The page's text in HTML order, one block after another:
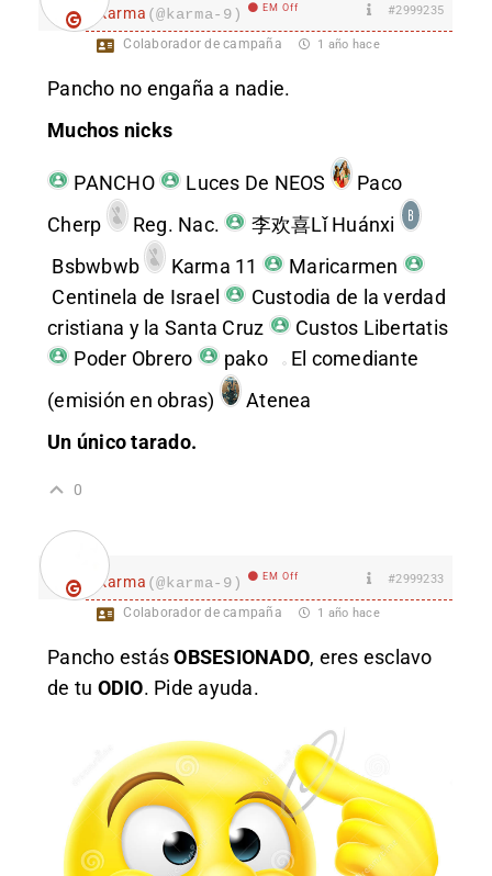
karma (@karma-9) EM Off #2999235
Colaborador de campaña 1 año hace
Pancho no engaña a nadie.
Muchos nicks
PANCHO Luces De NEOS
Paco
Cherp
Reg. Nac.
李欢喜Lǐ Huánxi
Bsbwbwb
Karma 11
Maricarmen
Centinela de Israel
Custodia de la verdad
cristiana y la Santa Cruz
Custos Libertatis
Poder Obrero
pako
El comediante
(emisión en obras)
Atenea
Un único tarado.
0
karma (@karma-9) EM Off #2999233
Colaborador de campaña 1 año hace
Pancho estásOBSESIONADO, eres esclavo
de tu ODIO. Pide ayuda.